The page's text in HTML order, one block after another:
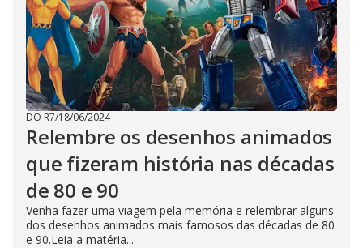
DO R7/18/06/2024
Relembre os desenhos animados
que fizeram história nas décadas
de 80 e 90
Venha fazer uma viagem pela memória e relembrar alguns
dos desenhos animados mais famosos das décadas de 80
e 90.Leia a matéria...